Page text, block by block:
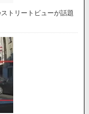
トリートビューが話題